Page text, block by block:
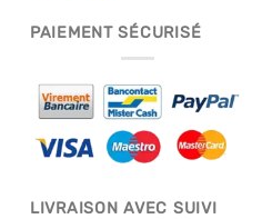
PAIEMENT SÉCURISÉ
LIVRAISON AVEC SUIVI